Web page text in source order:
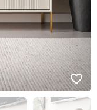
favorite_border